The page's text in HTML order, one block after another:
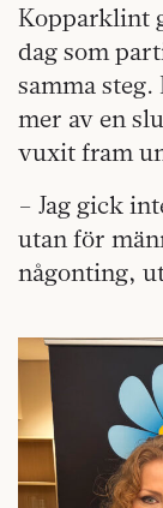
Kopparklint
dag som
samma
mer av en
vuxit fram
– Jag gick
utan för
någonting,